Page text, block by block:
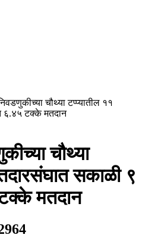
चौथ्या टप्प्यातील ११
६.४५ टक्के मतदान
चौथ्या
सकाळी ९
मतदान